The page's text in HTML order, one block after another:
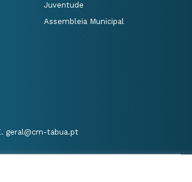
Juventude
Assembleia Municipal
geral@cm-tabua.pt